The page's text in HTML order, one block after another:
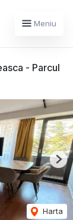
Meniu
- Parcul
Harta